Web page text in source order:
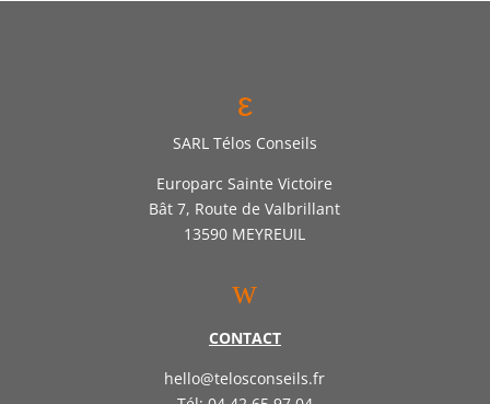
ε
SARL Télos Conseils
Europarc Sainte Victoire
Bât 7, Route de Valbrillant
13590 MEYREUIL
w
CONTACT
hello@telosconseils.fr